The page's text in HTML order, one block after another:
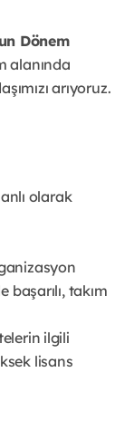
Dönem
alanında
arıyoruz.
olarak
takım
ilgili
lisans